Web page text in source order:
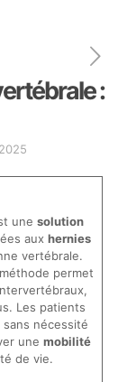
:
une solution
aux hernies
vertébrale.
permet
Les patients
sans nécessité
unemobilité
de vie.